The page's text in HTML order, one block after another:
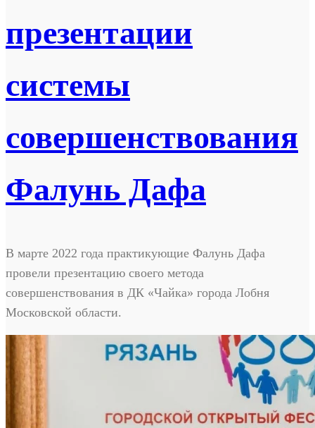
презентации
системы
совершенствования
Фалунь Дафа
В марте 2022 года практикующие Фалунь Дафа
провели презентацию своего метода
совершенствования в ДК «Чайка» города Лобня
Московской области.